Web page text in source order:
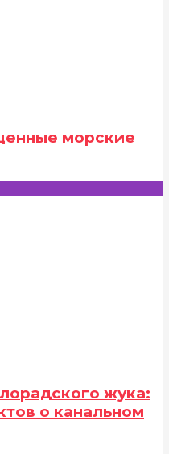
морские
жука:
о канальном